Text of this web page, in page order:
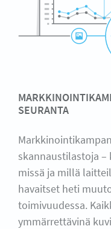
SEURANTA
skannaustilastoja
missä ja millä
havaitset heti
toimivuudessa.
ymmärrettävinä